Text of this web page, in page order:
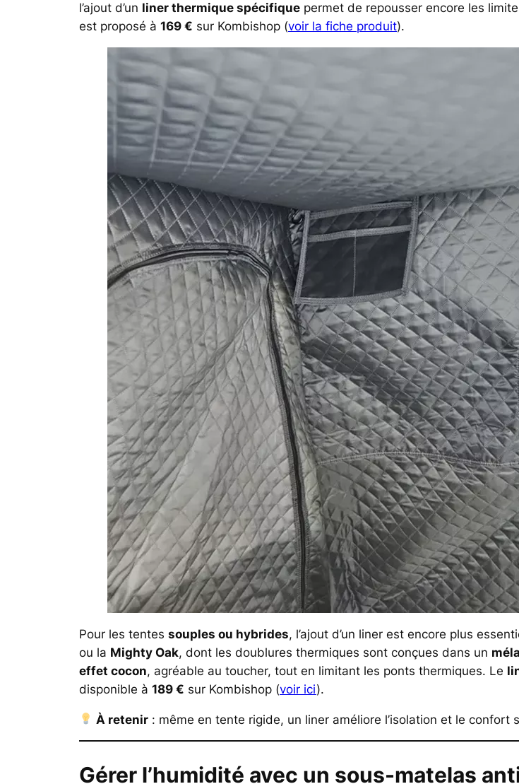
l’ajout d’un liner thermique spécifique permet de repousser encore les
est proposé à 169 € sur Kombishop (voir la fiche produit).
Pour les tentes souples ou hybrides, l’ajout d’un liner est encore plus
ou la Mighty Oak, dont les doublures thermiques sont conçues dans un
effet cocon, agréable au toucher, tout en limitant les ponts thermiques. Le
disponible à 189 € sur Kombishop (voir ici).
À retenir : même en tente rigide, un liner améliore l’isolation et le
Gérer l’humidité avec un sous-matelas